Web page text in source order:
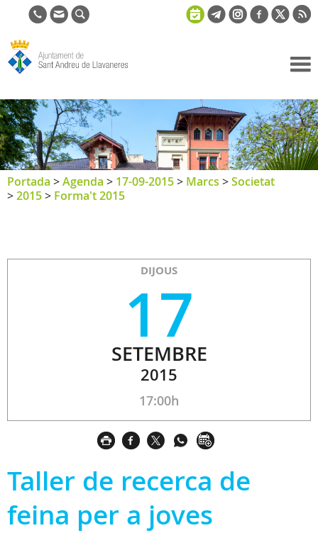
de Sant
Andreu de
Llavaneres
Portada >Agenda > 17-09-2015> Marcs >Societat
>2015> Forma't 2015
DIJOUS
17
SETEMBRE
2015
17:00h
Taller de recerca de
feina per a joves